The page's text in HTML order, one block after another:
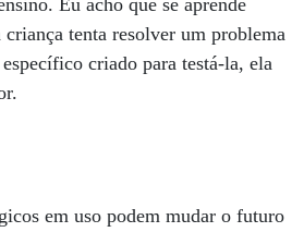
Eu acho que se aprende
tenta resolver um problema
criado para testá-la, ela
em uso podem mudar o futuro